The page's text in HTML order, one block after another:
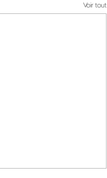
Voir tout